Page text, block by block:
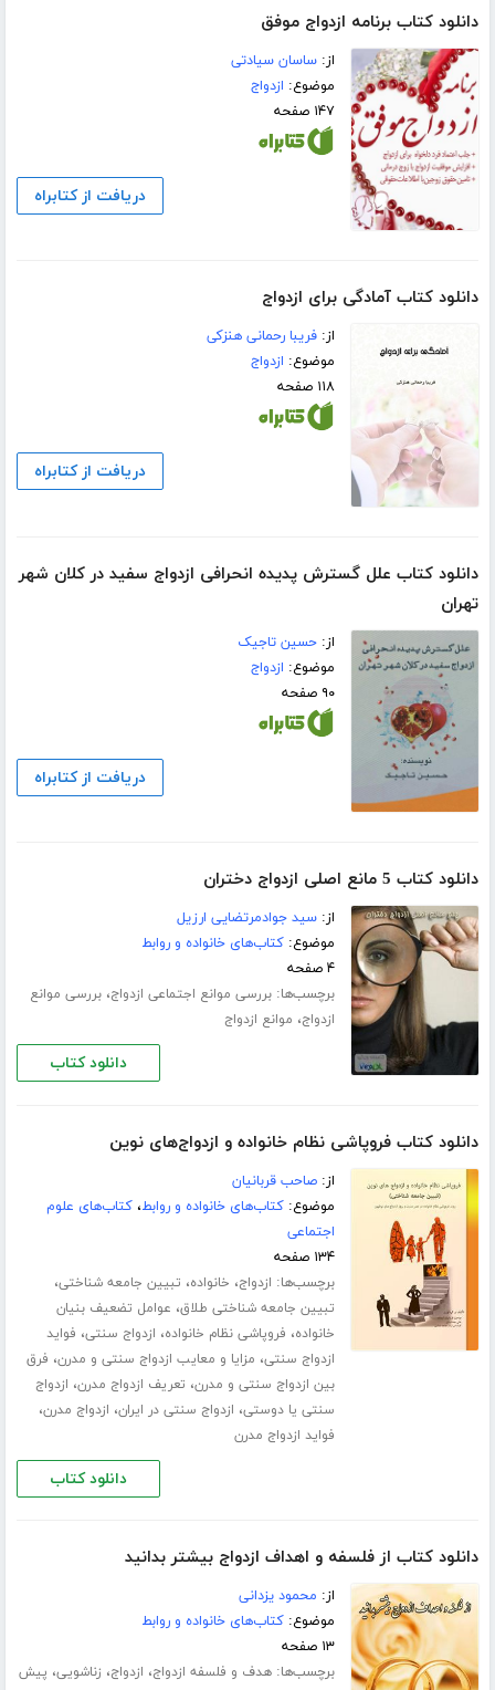
دانلود کتاب برنامه ازدواج موفق
از:ساسان سیادتی
موضوع: ازدواج
۱۴۷ صفحه
دریافت از کتابراه
دانلود کتاب آمادگی برای ازدواج
از:فریبا رحمانی هنزکی
موضوع: ازدواج
۱۱۸ صفحه
دریافت از کتابراه
دانلود کتاب علل گسترش پدیده انحرافی ازدواج سفید در کلان شهر
تهران
از:حسین تاجیک
موضوع: ازدواج
۹۰ صفحه
دریافت از کتابراه
دانلود کتاب 5 مانع اصلی ازدواج دختران
از:سید جوادمرتضایی ارزیل
موضوع:کتاب‌های خانواده و روابط
۴ صفحه
برچسب‌ها:بررسی موانع اجتماعی ازدواج،بررسی موانع
ازدواج، موانع ازدواج
دانلود کتاب
دانلود کتاب فروپاشی نظام خانواده و ازدواج‌های نوین
از:صاحب قربانیان
موضوع:کتاب‌های خانواده و روابط،کتاب‌های علوم
اجتماعی
۱۳۴ صفحه
برچسب‌ها: ازدواج، خانواده، تبیین جامعه شناختی،
تبیین جامعه شناختی طلاق، عوامل تضعیف بنیان
خانواده، فروپاشی نظام خانواده، ازدواج سنتی، فواید
ازدواج سنتی، مزایا و معایب ازدواج سنتی و مدرن، فرق
بین ازدواج سنتی و مدرن، تعریف ازدواج مدرن، ازدواج
سنتی یا دوستی، ازدواج سنتی در ایران، ازدواج مدرن،
فواید ازدواج مدرن
دانلود کتاب
دانلود کتاب از فلسفه و اهداف ازدواج بیشتر بدانید
از: محمود یزدانی
موضوع:کتاب‌های خانواده و روابط
۱۳ صفحه
برچسب‌ها:هدف و فلسفه ازدواج، ازدواج، زناشویی، پیش